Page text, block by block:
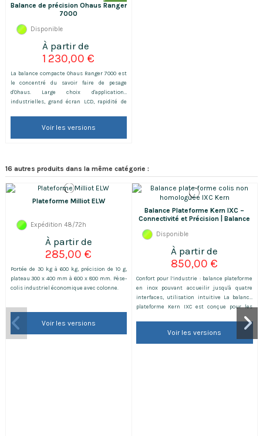
Balance de précision Ohaus Ranger
7000
Disponible
1 230,00 €
La balance compacte Ohaus Ranger 7000 est
le concentré du savoir faire de pesage
d'Ohaus. Large choix d'applications
industrielles, grand écran LCD, rapidité de
déclinée en différentes versions
homologuées ou non avec des portées
Voir les versions
16 autres produits dans la même catégorie :
Plateforme Milliot ELW
Expédition 48/72h
285,00 €
Portée de 30 kg à 600 kg, précision de 10 g,
plateau 300 x 400 mm à 600 x 800 mm. Pèse-
colis industriel économique avec colonne.
Voir les versions
Balance Plateforme Kern IXC –
Connectivité et Précision | Balance
Disponible
850,00 €
Confort pour l’industrie : balance plateforme
en inox pouvant accueilir jusqu'à quatre
interfaces, utilisation intuitive La balance
plateforme Kern IXC est conçue pour les
environnements industriels exigeants. Avec
des interfaces avancées et un affichage inox
IP68, elle garantit précision, robustesse et
simplicité d'utilisation.
Voir les versions